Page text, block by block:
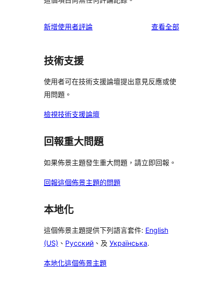
新增使用者評論 查看全部使
技術支援
使用者可在技術支援論壇提出意見反應或使
用問題。
檢視技術支援論壇
回報重大問題
如果佈景主題發生重大問題，請立即回報。
回報這個佈景主題的問題
本地化
這個佈景主題提供下列語言套件: English
(US) 、 Русский 、及 Українська.
本地化這個佈景主題